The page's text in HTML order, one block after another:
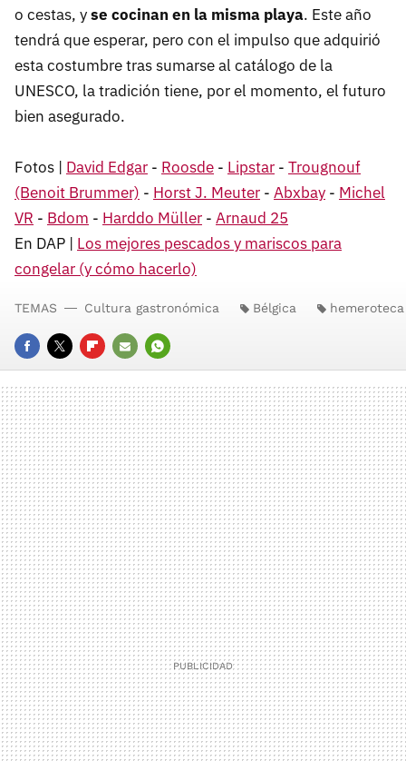
o cestas, yse cocinan en la misma playa. Este año
tendrá que esperar, pero con el impulso que adquirió
esta costumbre tras sumarse al catálogo de la
UNESCO, la tradición tiene, por el momento, el futuro
bien asegurado.
Fotos | David Edgar - Roosde - Lipstar - Trougnouf
(Benoit Brummer) - Horst J. Meuter - Abxbay - Michel
VR - Bdom - Harddo Müller - Arnaud 25
En DAP | Los mejores pescados y mariscos para
congelar (y cómo hacerlo)
FACEBOOK
TWITTERFLIPBOARD
E-
MAIL
WHATSAPP
TEMAS Cultura gastronómica Bélgica hemeroteca